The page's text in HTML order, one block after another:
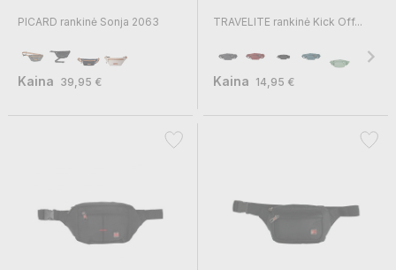
PICARD rankinė Sonja 2063
Kaina 39,95 €
TRAVELITE rankinė Kick Off...
Kaina 14,95 €